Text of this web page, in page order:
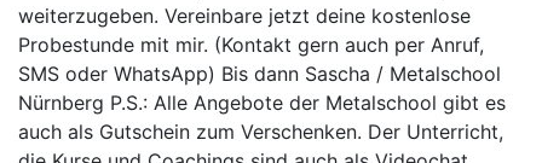
weiterzugeben. Vereinbare jetzt deine kostenlose
Probestunde mit mir. (Kontakt gern auch per Anruf,
SMS oder WhatsApp) Bis dann Sascha / Metalschool
Nürnberg P.S.: Alle Angebote der Metalschool gibt es
auch als Gutschein zum Verschenken. Der Unterricht,